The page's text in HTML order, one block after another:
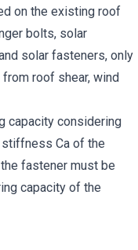
on the existing roof
bolts, solar
solar fasteners, only
roof shear, wind
capacity considering
Ca of the
fastener must be
capacity of the